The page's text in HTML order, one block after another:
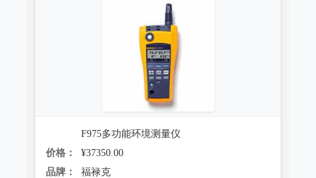
F975多功能环境测量仪
价格：
¥37350.00
品牌：
福禄克